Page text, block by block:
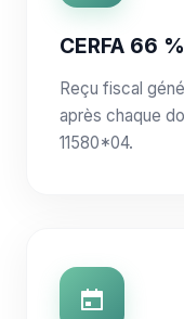
CERFA 66 %
Reçu fiscal
après chaque
11580*04.